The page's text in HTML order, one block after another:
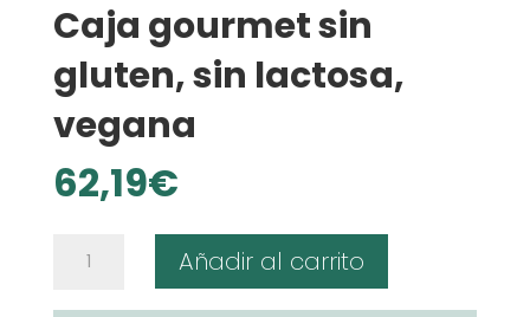
Caja gourmet sin
gluten, sin lactosa,
vegana
62,19€
gourmet
Añadir al carrito